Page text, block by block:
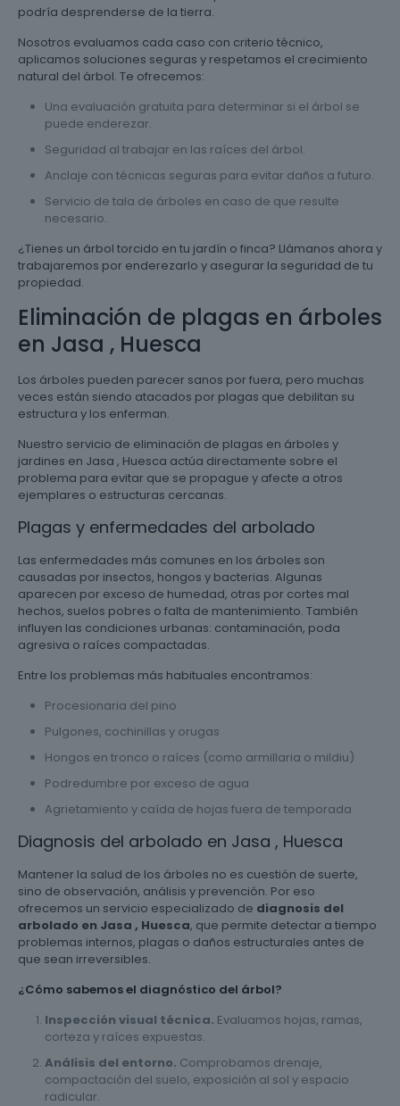
podría desprenderse de la tierra.
Nosotros evaluamos cada caso con criterio técnico,
aplicamos soluciones seguras y respetamos el crecimiento
natural del árbol. Te ofrecemos:
Una evaluación gratuita para determinar si el árbol se
puede enderezar.
Seguridad al trabajar en las raíces del árbol.
Anclaje con técnicas seguras para evitar daños a futuro.
Servicio de tala de árboles en caso de que resulte
necesario.
¿Tienes un árbol torcido en tu jardín o finca? Llámanos ahora y
trabajaremos por enderezarlo y asegurar la seguridad de tu
propiedad.
Eliminación de plagas en árboles
en Jasa , Huesca
Los árboles pueden parecer sanos por fuera, pero muchas
veces están siendo atacados por plagas que debilitan su
estructura y los enferman.
Nuestro servicio de eliminación de plagas en árboles y
jardines en Jasa , Huesca actúa directamente sobre el
problema para evitar que se propague y afecte a otros
ejemplares o estructuras cercanas.
Plagas y enfermedades del arbolado
Las enfermedades más comunes en los árboles son
causadas por insectos, hongos y bacterias. Algunas
aparecen por exceso de humedad, otras por cortes mal
hechos, suelos pobres o falta de mantenimiento. También
influyen las condiciones urbanas: contaminación, poda
agresiva o raíces compactadas.
Entre los problemas más habituales encontramos:
Procesionaria del pino
Pulgones, cochinillas y orugas
Hongos en tronco o raíces (como armillaria o mildiu)
Podredumbre por exceso de agua
Agrietamiento y caída de hojas fuera de temporada
Diagnosis del arbolado en Jasa , Huesca
Mantener la salud de los árboles no es cuestión de suerte,
sino de observación, análisis y prevención. Por eso
ofrecemos un servicio especializado de diagnosis del
arbolado en Jasa , Huesca, que permite detectar a tiempo
problemas internos, plagas o daños estructurales antes de
que sean irreversibles.
¿Cómo sabemos el diagnóstico del árbol?
Inspección visual técnica. Evaluamos hojas, ramas,
corteza y raíces expuestas.
Análisis del entorno. Comprobamos drenaje,
compactación del suelo, exposición al sol y espacio
radicular.